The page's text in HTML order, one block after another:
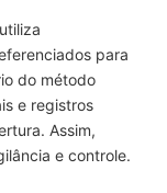
para
do método
e registros
Assim,
e controle.